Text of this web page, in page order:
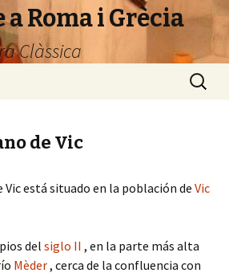
Roma i Grècia
Clàssica
Cerca:
de Vic
está situado en la población de Vic
del siglo II , en la parte más alta
Mèder, cerca de la confluencia con